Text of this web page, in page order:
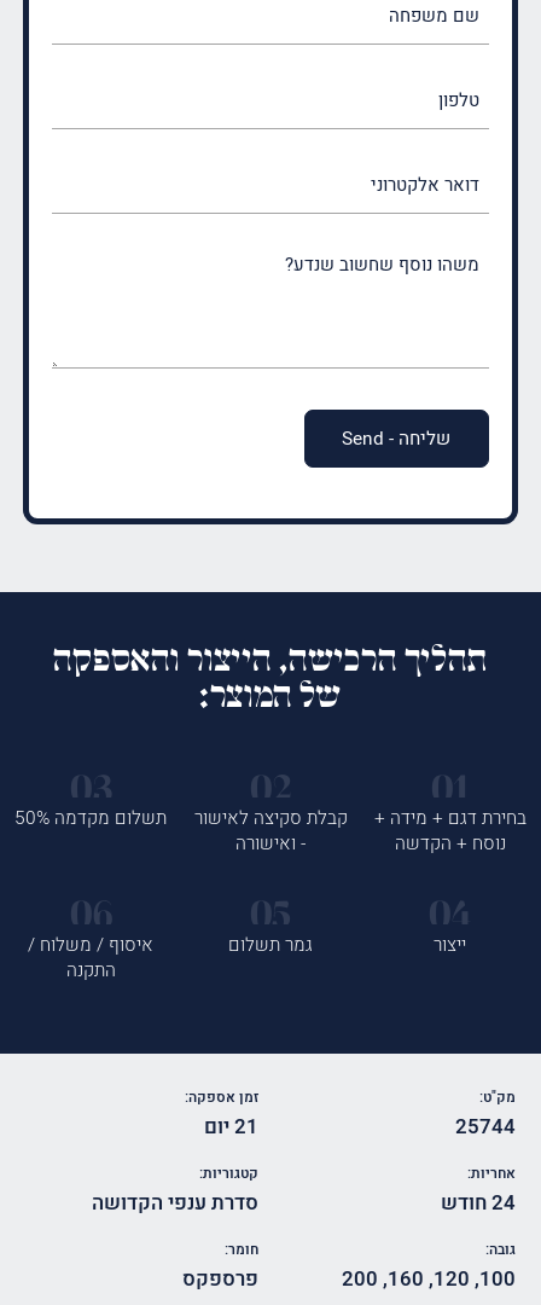
(חובה)
תהליך הרכישה, הייצור והאספקה
של המוצר:
בחירת דגם + מידה +
נוסח + הקדשה
קבלת סקיצה לאישור
- ואישורה
תשלום מקדמה 50%
ייצור גמר תשלום
איסוף / משלוח /
התקנה
מק"ט:
25744
זמן אספקה:
21 יום
אחריות:
24 חודש
קטגוריות:
סדרת ענפי הקדושה
גובה:
100
,
120
,
160
,
200
חומר:
פרספקס